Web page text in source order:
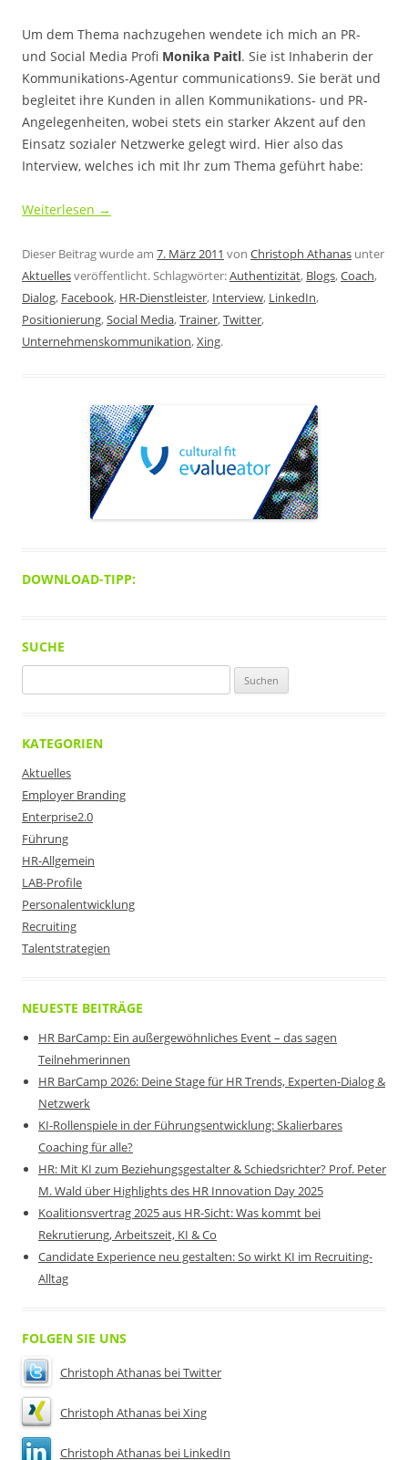
Um dem Thema nachzugehen wendete ich mich an PR-
und Social Media Profi Monika Paitl. Sie ist Inhaberin der
Kommunikations-Agentur communications9. Sie berät und
begleitet ihre Kunden in allen Kommunikations- und PR-
Angelegenheiten, wobei stets ein starker Akzent auf den
Einsatz sozialer Netzwerke gelegt wird. Hier also das
Interview, welches ich mit Ihr zum Thema geführt habe:
Weiterlesen →
Dieser Beitrag wurde am 7. März 2011 von Christoph Athanas unter
Aktuellesveröffentlicht. Schlagwörter:Authentizität, Blogs,Coach,
Dialog, Facebook, HR-Dienstleister, Interview, LinkedIn,
Positionierung,Social Media,Trainer,Twitter,
Unternehmenskommunikation,Xing.
DOWNLOAD-TIPP:
SUCHE
nach:
KATEGORIEN
Aktuelles
Employer Branding
Enterprise2.0
Führung
HR-Allgemein
LAB-Profile
Personalentwicklung
Recruiting
Talentstrategien
NEUESTE BEITRÄGE
HR BarCamp: Ein außergewöhnliches Event – das sagen
Teilnehmerinnen
HR BarCamp 2026: Deine Stage für HR Trends, Experten-Dialog &
Netzwerk
KI-Rollenspiele in der Führungsentwicklung: Skalierbares
Coaching für alle?
HR: Mit KI zum Beziehungsgestalter & Schiedsrichter? Prof. Peter
M. Wald über Highlights des HR Innovation Day 2025
Koalitionsvertrag 2025 aus HR-Sicht: Was kommt bei
Rekrutierung, Arbeitszeit, KI & Co
Candidate Experience neu gestalten: So wirkt KI im Recruiting-
Alltag
FOLGEN SIE UNS
Christoph Athanas bei Twitter
Christoph Athanas bei Xing
Christoph Athanas bei LinkedIn